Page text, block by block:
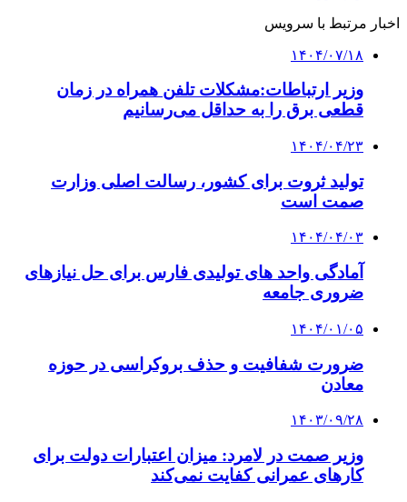
اخبار مرتبط با سرویس
۱۴۰۴/۰۷/۱۸
وزیر ارتباطات:مشکلات تلفن همراه در زمان
قطعی برق را به حداقل می‌رسانیم
۱۴۰۴/۰۴/۲۳
تولید ثروت برای کشور، رسالت اصلی وزارت
صمت است
۱۴۰۴/۰۴/۰۳
آمادگی واحد های تولیدی فارس برای حل نیازهای
ضروری جامعه
۱۴۰۴/۰۱/۰۵
ضرورت شفافیت و حذف بروکراسی در حوزه
معادن
۱۴۰۳/۰۹/۲۸
وزیر صمت در لامرد: میزان اعتبارات دولت برای
کارهای عمرانی کفایت نمی‌کند